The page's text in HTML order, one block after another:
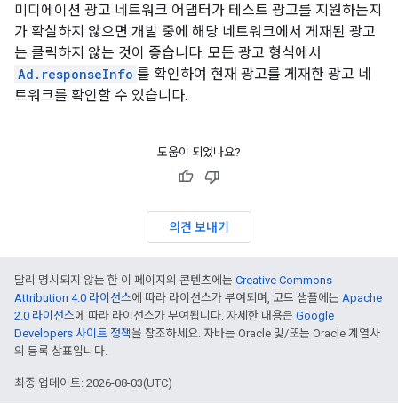
미디에이션 광고 네트워크 어댑터가 테스트 광고를 지원하는지
가 확실하지 않으면 개발 중에 해당 네트워크에서 게재된 광고
는 클릭하지 않는 것이 좋습니다. 모든 광고 형식에서
Ad.responseInfo 를 확인하여 현재 광고를 게재한 광고 네
트워크를 확인할 수 있습니다.
도움이 되었나요?
의견 보내기
달리 명시되지 않는 한 이 페이지의 콘텐츠에는 Creative Commons
Attribution 4.0 라이선스에 따라 라이선스가 부여되며, 코드 샘플에는 Apache
2.0 라이선스에 따라 라이선스가 부여됩니다. 자세한 내용은 Google
Developers 사이트 정책을 참조하세요. 자바는 Oracle 및/또는 Oracle 계열사
의 등록 상표입니다.
최종 업데이트: 2026-08-03(UTC)